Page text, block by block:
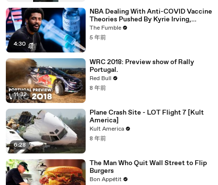
4:30
NBA Dealing With Anti-COVID Vaccine
Theories Pushed By Kyrie Irving,
Jonathan Isaac & More
The Fumble
5 年前
11:32
WRC 2018: Preview show of Rally
Portugal.
Red Bull
8 年前
6:28
Plane Crash Site - LOT Flight 7 [Kult
America]
Kult America
8 年前
The Man Who Quit Wall Street to Flip
Burgers
Bon Appétit